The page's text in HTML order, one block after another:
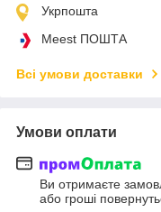
Укрпошта
Meest ПОШТА
Всі умови доставки
Умови оплати
Ви отримаєте
або гроші